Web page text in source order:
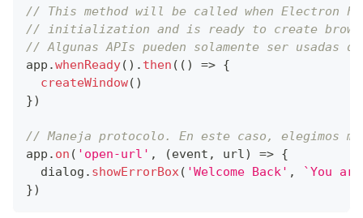
// This method will be called when Electron
// initialization and is ready to create
// Algunas APIs pueden solamente ser usadas
app .whenReady( ) . then ( ( ) => {
createWindow( )
})
// Maneja protocolo. En este caso, elegimos
app . on ( 'open-url' , (event , url) => {
  dialog
. showErrorBox( 'Welcome Back' , `You
})